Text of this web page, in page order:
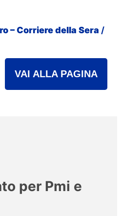
– Corriere della Sera /
VAI ALLA PAGINA
per Pmi e